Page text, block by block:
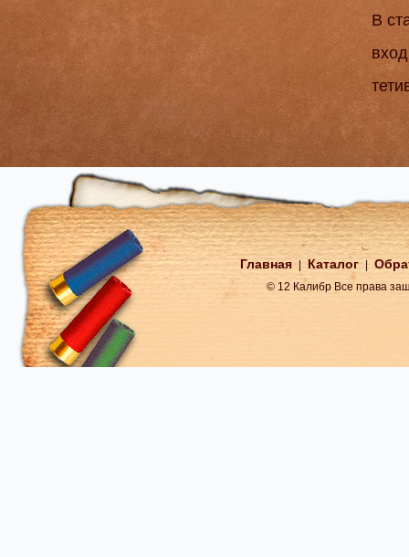
В
Главная Каталог
© 12 Калибр Все права